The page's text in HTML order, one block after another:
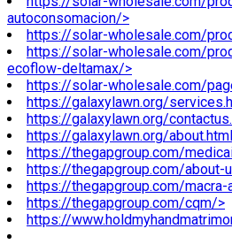
autoconsomacion/>
https://solar-wholesale.com/
https://solar-wholesale.com/
ecoflow-deltamax/>
https://solar-wholesale.com/
https://galaxylawn.org/
https://galaxylawn.org/
https://galaxylawn.org/
https://thegapgroup.com/
https://thegapgroup.com/about-
https://thegapgroup.com/
https://thegapgroup.com/cqm/>
https://